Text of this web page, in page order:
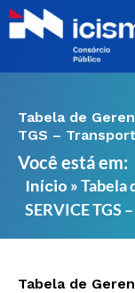
Ir
para
Tabela de
TGS –
Você está em:
Início »Tabela
SERVICE TGS
Tabela de